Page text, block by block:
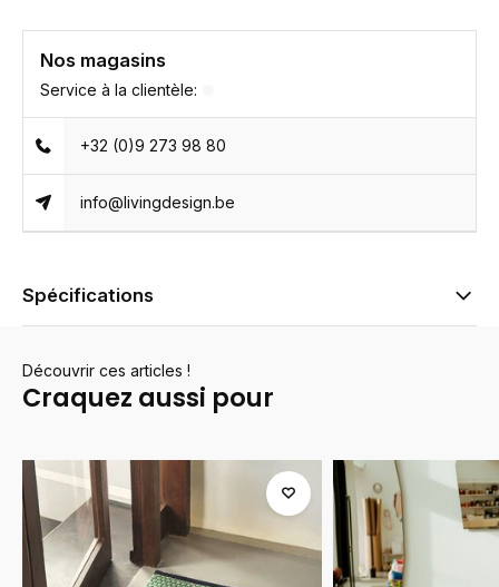
Nos magasins
Service à la clientèle:
+32 (0)9 273 98 80
info@livingdesign.be
Spécifications
Découvrir ces articles !
Craquez aussi pour